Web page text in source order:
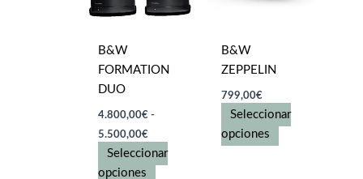
B&W
DUO
4.800,00
-
5.500,00
precios:
4.800,00€
hasta
5.500,00€
Seleccionar
opciones
tiene
799,00
Seleccionar
opciones
tiene
múltiples